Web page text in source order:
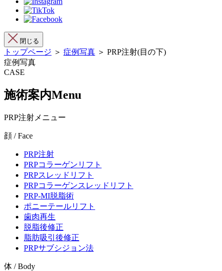
閉じる
トップページ ＞ 症例写真 ＞ PRP注射(目の下)
症例写真
CASE
施術案内Menu
PRP注射メニュー
顔 / Face
PRP注射
PRPコラーゲンリフト
PRPスレッドリフト
PRPコラーゲンスレッドリフト
PRP-MI脱脂術
ポニーテールリフト
歯肉再生
脱脂後修正
脂肪吸引後修正
PRPサブシジョン法
体 / Body